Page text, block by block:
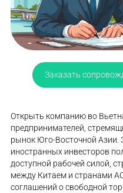
Заказать
Открыть компанию во
предпринимателей,
рынок Юго-Восточной Азии.
иностранных инвесторов
доступной рабочей силой,
между Китаем и странами
соглашений о свободной